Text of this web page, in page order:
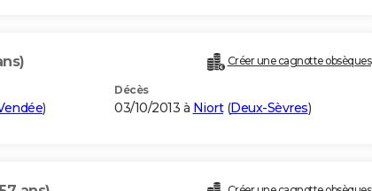
Créer une cagnotte obsèques
)
Décès
03/10/2013 à Niort(Deux-Sèvres)